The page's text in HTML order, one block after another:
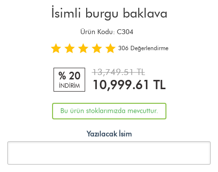
İsimli burgu baklava
Ürün Kodu: C304
306 Değerlendirme
% 20
İNDİRİM
13,749.51 TL
10,999.61 TL
Bu ürün stoklarımızda mevcuttur.
Yazılacak İsim